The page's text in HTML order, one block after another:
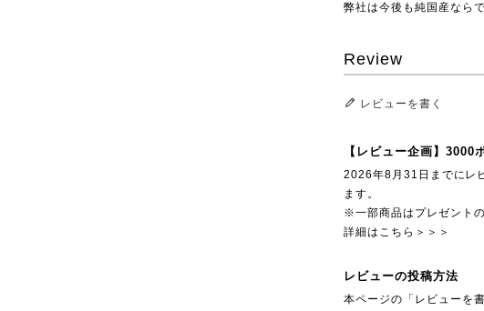
弊社は今後も純国産なら
Review
レビューを書く
【レビュー企画】3000
2026年8月31日までにレ
ます。
※一部商品はプレゼント
詳細はこちら＞＞＞
レビューの投稿方法
本ページの「レビューを